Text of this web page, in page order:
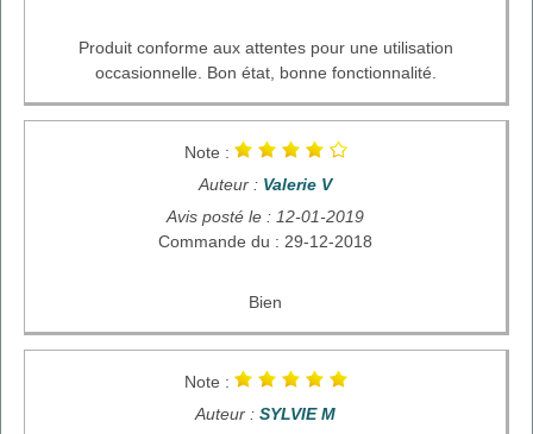
Produit conforme aux attentes pour une utilisation
occasionnelle. Bon état, bonne fonctionnalité.
Note :
Auteur : Valerie V
Avis posté le : 12-01-2019
Commande du : 29-12-2018
Bien
Note :
Auteur : SYLVIE M